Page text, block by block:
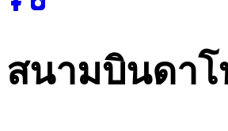
สนามบินดาโ